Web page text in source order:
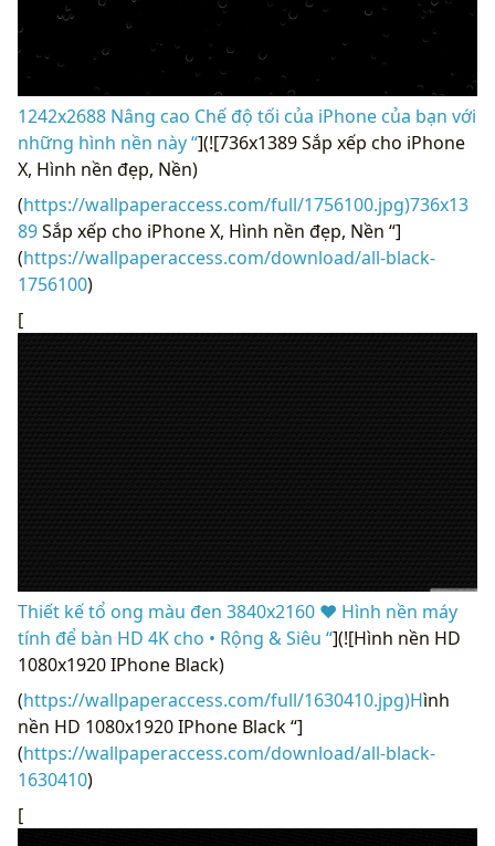
1242x2688 Nâng cao Chế độ tối của iPhone của bạn với
những hình nền này “](![736x1389 Sắp xếp cho iPhone
X, Hình nền đẹp, Nền)
(https://wallpaperaccess.com/full/1756100.jpg)736x13
89Sắp xếp cho iPhone X, Hình nền đẹp, Nền “]
(https://wallpaperaccess.com/download/all-black-
1756100)
[
Thiết kế tổ ong màu đen 3840x2160 ❤ Hình nền máy
tính để bàn HD 4K cho • Rộng & Siêu “](![Hình nền HD
1080x1920 IPhone Black)
(https://wallpaperaccess.com/full/1630410.jpg)Hình
nền HD 1080x1920 IPhone Black “]
(https://wallpaperaccess.com/download/all-black-
1630410)
[